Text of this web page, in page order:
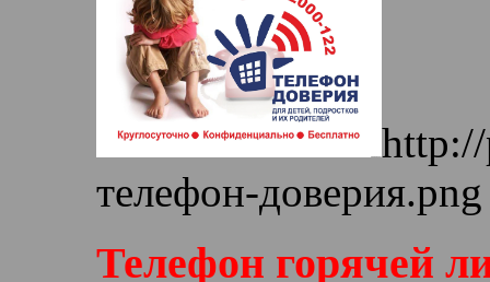
телефон-доверия.png
Телефон горячей